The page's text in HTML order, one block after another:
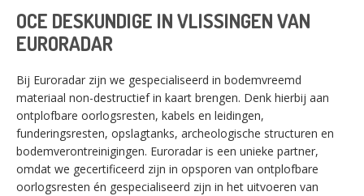
OCE DESKUNDIGE IN VLISSINGEN VAN
EURORADAR
Bij Euroradar zijn we gespecialiseerd in bodemvreemd
materiaal non-destructief in kaart brengen. Denk hierbij aan
ontplofbare oorlogsresten, kabels en leidingen,
funderingsresten, opslagtanks, archeologische structuren en
bodemverontreinigingen. Euroradar is een unieke partner,
omdat we gecertificeerd zijn in opsporen van ontplofbare
oorlogsresten én gespecialiseerd zijn in het uitvoeren van